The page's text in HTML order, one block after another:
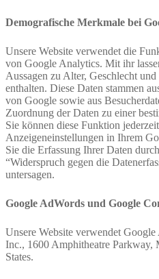
Demografische Merkmale bei
Unsere Website verwendet die
von Google Analytics. Mit ihr
Aussagen zu Alter, Geschlecht
enthalten. Diese Daten stammen
von Google sowie aus
Zuordnung der Daten zu einer
Sie können diese Funktion
Anzeigeneinstellungen in Ihrem
Sie die Erfassung Ihrer Daten
“Widerspruch gegen die
untersagen.
Google AdWords und Google
Unsere Website verwendet
Inc., 1600 Amphitheatre
States.